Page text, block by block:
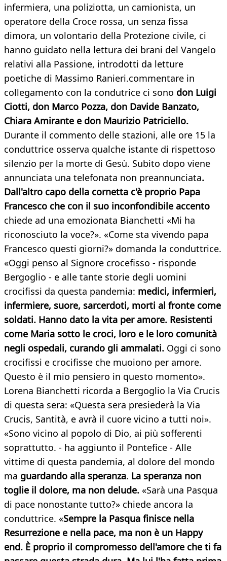
infermiera, una poliziotta, un camionista, un
operatore della Croce rossa, un senza fissa
dimora, un volontario della Protezione civile, ci
hanno guidato nella lettura dei brani del Vangelo
relativi alla Passione, introdotti da letture
poetiche di Massimo Ranieri.commentare in
collegamento con la condutrice ci sono don Luigi
Ciotti, don Marco Pozza, don Davide Banzato,
Chiara Amirante e don Maurizio Patriciello.
Durante il commento delle stazioni, alle ore 15 la
conduttrice osserva qualche istante di rispettoso
silenzio per la morte di Gesù. Subito dopo viene
annunciata una telefonata non preannunciata.
Dall'altro capo della cornetta c'è proprio Papa
Francesco che con il suo inconfondibile accento
chiede ad una emozionata Bianchetti «Mi ha
riconosciuto la voce?». «Come sta vivendo papa
Francesco questi giorni?» domanda la conduttrice.
«Oggi penso al Signore crocefisso - risponde
Bergoglio - e alle tante storie degli uomini
crocifissi da questa pandemia: medici, infermieri,
infermiere, suore, sarcerdoti, morti al fronte come
soldati. Hanno dato la vita per amore. Resistenti
come Maria sotto le croci, loro e le loro comunità
negli ospedali, curando gli ammalati. Oggi ci sono
crocifissi e crocifisse che muoiono per amore.
Questo è il mio pensiero in questo momento».
Lorena Bianchetti ricorda a Bergoglio la Via Crucis
di questa sera: «Questa sera presiederà la Via
Crucis, Santità, e avrà il cuore vicino a tutti noi».
«Sono vicino al popolo di Dio, ai più sofferenti
soprattutto. - ha aggiunto il Pontefice - Alle
vittime di questa pandemia, al dolore del mondo
ma guardando alla speranza. La speranza non
toglie il dolore, ma non delude. «Sarà una Pasqua
di pace nonostante tutto?» chiede ancora la
conduttrice. «Sempre la Pasqua finisce nella
Resurrezione e nella pace, ma non è un Happy
end. È proprio il compromesso dell'amore che ti fa